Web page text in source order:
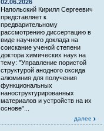
02.06.2026
Напольский Кирилл Сергеевич
представляет к
предварительному
рассмотрению диссертацию в
виде научного доклада на
соискание ученой степени
доктора химических наук на
тему: "Управление пористой
структурой анодного оксида
алюминия для получения
функциональных
наноструктурированных
материалов и устройств на их
основе"...
далее